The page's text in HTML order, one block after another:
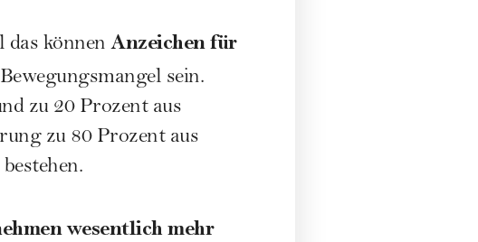
das können Anzeichen für
sein.
zu 20 Prozent aus
zu 80 Prozent aus
wesentlich mehr